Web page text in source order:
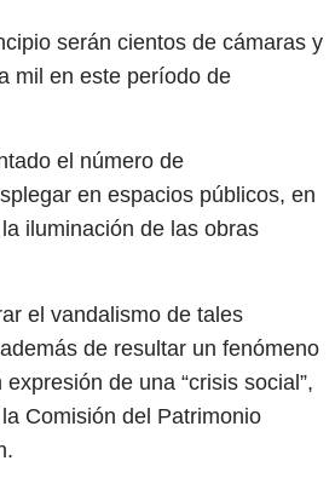
serán cientos de cámaras y
mil en este período de
el número de
en espacios públicos, en
iluminación de las obras
el vandalismo de tales
de resultar un fenómeno
de una “crisis social”,
Comisión del Patrimonio